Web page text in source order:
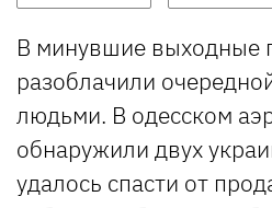
В минувшие выходные
разоблачили
людьми. В одесском
обнаружили двух
удалось спасти от